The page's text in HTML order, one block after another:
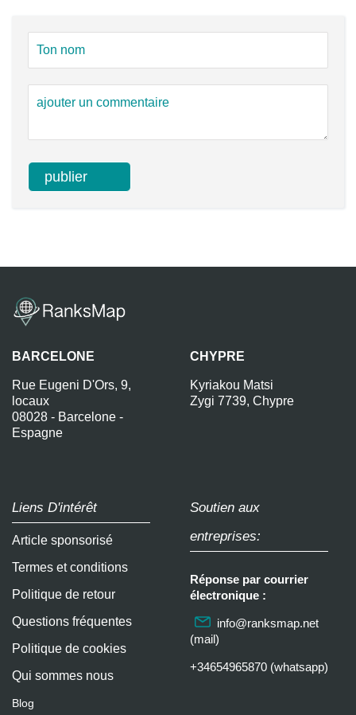
BARCELONE
Rue Eugeni D'Ors, 9,
locaux
08028 - Barcelone -
Espagne
CHYPRE
Kyriakou Matsi
Zygi 7739, Chypre
Liens D'intérêt
Article sponsorisé
Termes et conditions
Politique de retour
Questions fréquentes
Politique de cookies
Qui sommes nous
Blog
Soutien aux
entreprises:
Réponse par courrier
électronique :
info@ranksmap.net
(mail)
+34654965870 (whatsapp)